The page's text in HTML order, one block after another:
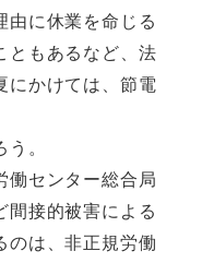
由に休業を命じる
ともあるなど、法
にかけては、節電
。
センター総合局
間接的被害による
のは、非正規労働